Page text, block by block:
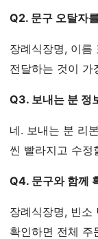
Q2. 문구 오탈자
장례식장명, 이름
전달하는 것이 가
Q3. 보내는 분 정
네. 보내는 분 리
씬 빨라지고 수정
Q4. 문구와 함께
장례식장명, 빈소
확인하면 전체 주